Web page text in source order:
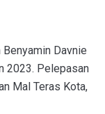
Benyamin Davnie
2023. Pelepasan
Mal Teras Kota,